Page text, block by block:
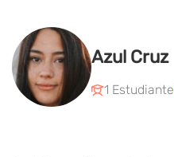
Azul Cruz
1 Estudiante